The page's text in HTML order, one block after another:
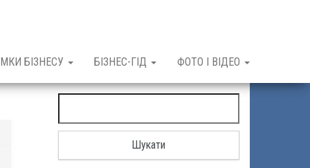
БІЗНЕСУ БІЗНЕС-ГІД ФОТО І ВІДЕО